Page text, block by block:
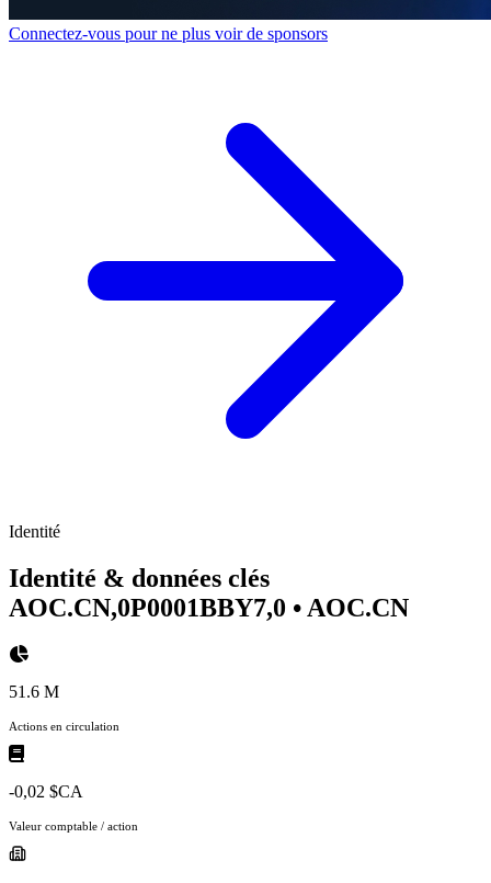
Connectez-vous pour ne plus voir de sponsors
Identité
Identité & données clés
AOC.CN,0P0001BBY7,0 • AOC.CN
51.6 M
Actions en circulation
-0,02 $CA
Valeur comptable / action